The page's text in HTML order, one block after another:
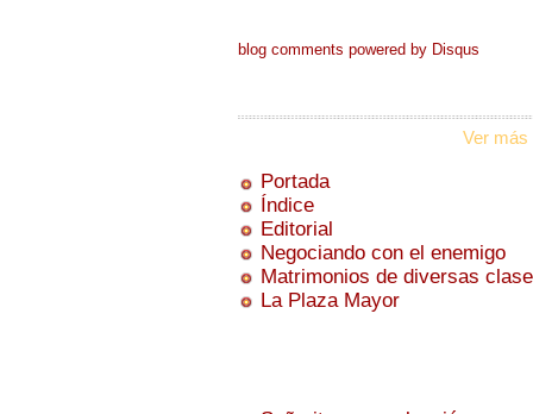
blog comments powered by Disqus
Ver más
Portada
Índice
Editorial
Negociando con el enemigo
Matrimonios de diversas
La Plaza Mayor